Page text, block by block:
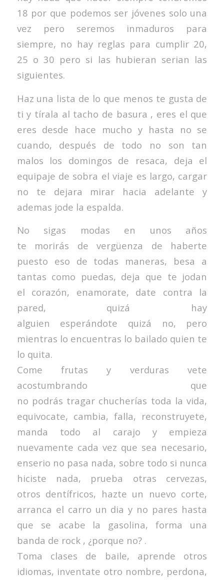
18 por que podemos ser jóvenes solo una
vez pero seremos inmaduros para
siempre, no hay reglas para cumplir 20,
25 o 30 pero si las hubieran serian las
siguientes.
Haz una lista de lo que menos te gusta de
ti y tírala al tacho de basura , eres el que
eres desde hace mucho y hasta no se
cuando, después de todo no son tan
malos los domingos de resaca, deja el
equipaje de sobra el viaje es largo, cargar
no te dejara mirar hacia adelante y
ademas jode la espalda.
No sigas modas en unos años
te morirás de vergüenza de haberte
puesto eso de todas maneras, besa a
tantas como puedas, deja que te jodan
el corazón, enamorate, date contra la
pared, quizá hay
alguien esperándote quizá no, pero
mientras lo encuentras lo bailado quien te
lo quita.
Come frutas y verduras vete
acostumbrando que
no podrás tragar chucherías toda la vida,
equivocate, cambia, falla, reconstruyete,
manda todo al carajo y empieza
nuevamente cada vez que sea necesario,
enserio no pasa nada, sobre todo si nunca
hiciste nada, prueba otras cervezas,
otros dentífricos, hazte un nuevo corte,
arranca el carro un dia y no pares hasta
que se acabe la gasolina, forma una
banda de rock , ¿porque no? .
Toma clases de baile, aprende otros
idiomas, inventate otro nombre, perdona,